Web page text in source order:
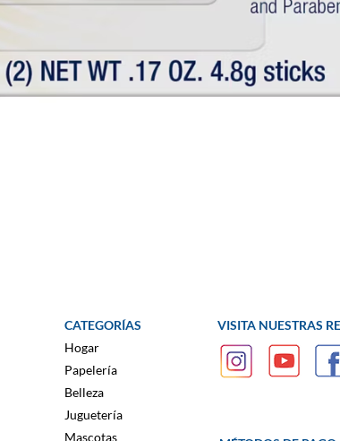
CATEGORÍAS
Hogar
Papelería
Belleza
Juguetería
Mascotas
VISITA NUESTRAS